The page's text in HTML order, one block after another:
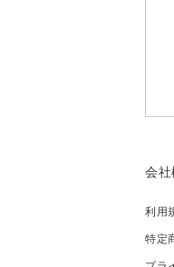
会社
利用
特定